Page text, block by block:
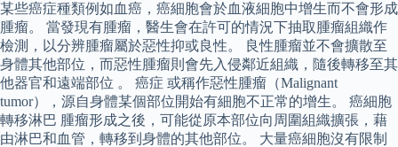
某些癌症種類例如血癌，癌細胞會於血液細胞中增生而不會形成
腫瘤。 當發現有腫瘤，醫生會在許可的情況下抽取腫瘤組織作
檢測，以分辨腫瘤屬於惡性抑或良性。 良性腫瘤並不會擴散至
身體其他部位，而惡性腫瘤則會先入侵鄰近組織，隨後轉移至其
他器官和遠端部位 。 癌症 或稱作惡性腫瘤（Malignant
tumor），源自身體某個部位開始有細胞不正常的增生。 癌細胞
轉移淋巴 腫瘤形成之後，可能從原本部位向周圍組織擴張，藉
由淋巴和血管，轉移到身體的其他部位。 大量癌細胞沒有限制